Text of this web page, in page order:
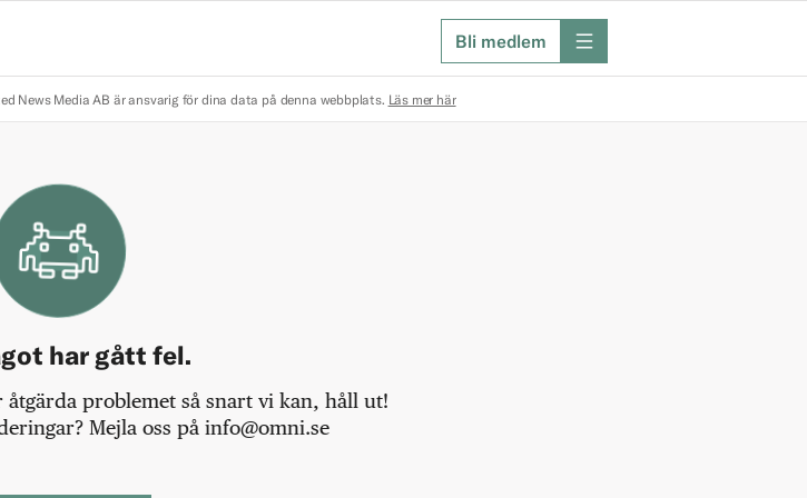
Bli medlem meny
News Media AB är ansvarig för dina data på denna webbplats. Läs mer här
har gått fel.
problemet så snart vi kan, håll ut!
Mejla oss på info@omni.se